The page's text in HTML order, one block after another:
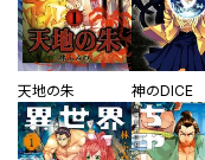
天地の朱 神のDICE